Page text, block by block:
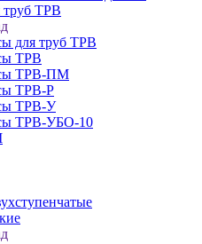
труб ТРВ
для труб ТРВ
ТРВ
ТРВ-ПМ
ТРВ-Р
ТРВ-У
ТРВ-УБО-10